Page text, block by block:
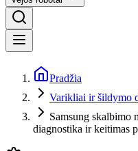
Pradžia
Varikliai ir šildymo
Samsung skalbimo
diagnostika ir keitimas